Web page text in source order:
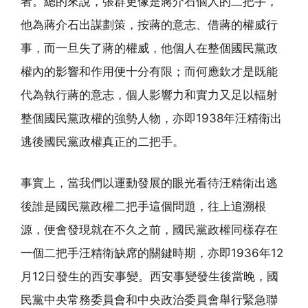
他為蔣介石出謀劃策，按蔣的意志、借蔣的權威行
事，而一旦失了蔣的權威，他個人在整個國民黨政
權內的影響和作用便十分有限；而何應欽才是既能
代為執行蔣的意志，個人影響力和實力又足以輻射
整個國民黨政權的強勢人物，亦即1938年汪精衛出
逃後國民黨政權真正的二把手。
事實上，當我們以運動發展的眼光看待汪精衛出逃
後誰是國民黨政權二把手這個問題，往上追溯根
源，便會發現就在不久之前，國民黨政權同樣存在
一個二把手汪精衛缺席的關鍵時期，亦即1936年12
月12日發生的西安事變。西安事變發生後當晚，國
民黨中央常務委員會和中央政治委員會舉行緊急聯